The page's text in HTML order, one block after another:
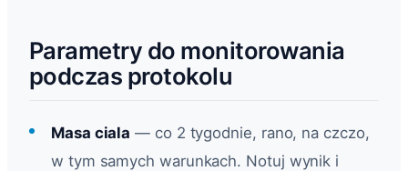
Parametry do monitorowania
podczas protokolu
Masa ciala — co 2 tygodnie, rano, na czczo,
w tym samych warunkach. Notuj wynik i